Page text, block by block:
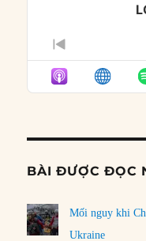
PREVIOUS
EPISODE
BÀI ĐƯỢC ĐỌC
Mối nguy khi
Ukraine